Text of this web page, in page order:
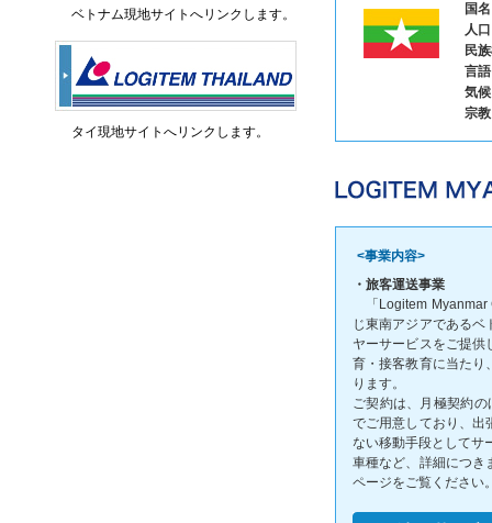
国
人
民
言
気
宗
<事業内容>
・旅客運送事業
「Logitem Myanmar
じ東南アジアである
ヤーサービスをご提供
育・接客教育に当たり
ります。
ご契約は、月極契約
でご用意しており、出
ない移動手段としてサ
車種など、詳細につき
ページをご覧ください
ベトナム現地サイトへリンクします。
タイ現地サイトへリンクします。